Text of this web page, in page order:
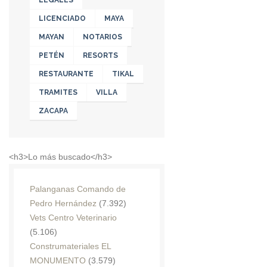
LICENCIADO MAYA
MAYAN NOTARIOS
PETÉN RESORTS
RESTAURANTE TIKAL
TRAMITES VILLA
ZACAPA
<h3>Lo más buscado</h3>
Palanganas Comando de
Pedro Hernández (7.392)
Vets Centro Veterinario
(5.106)
Construmateriales EL
MONUMENTO (3.579)